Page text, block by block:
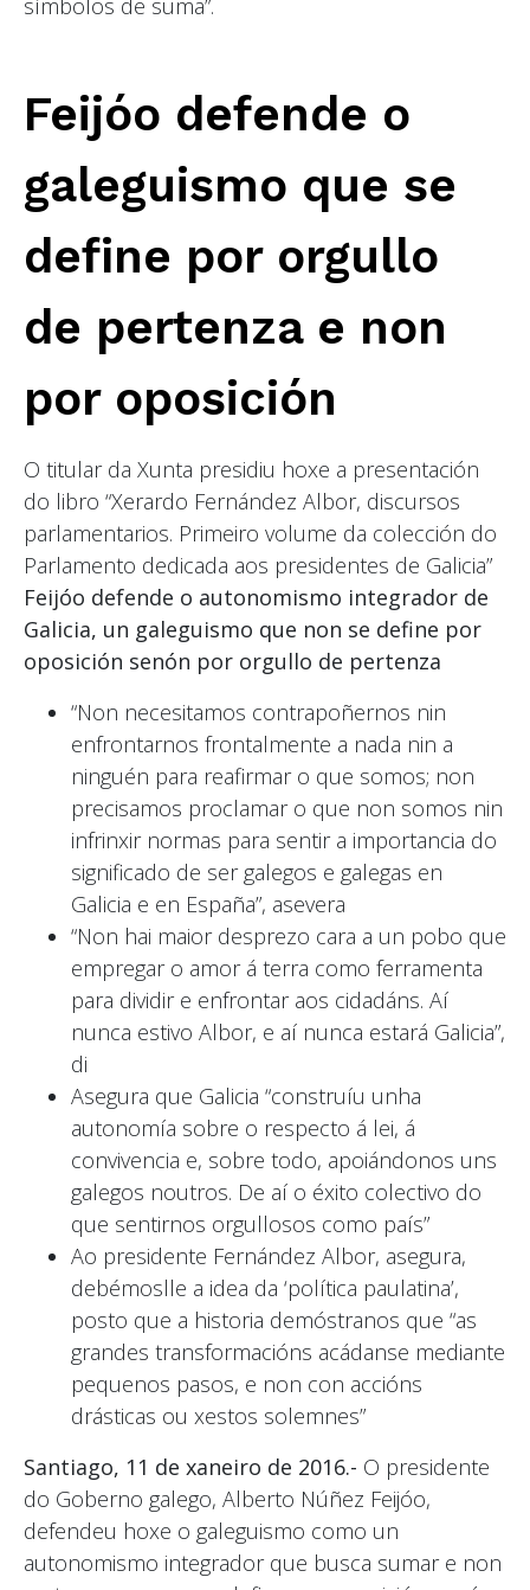
símbolos de suma”.
Feijóo defende o
galeguismo que se
define por orgullo
de pertenza e non
por oposición
O titular da Xunta presidiu hoxe a presentación
do libro “Xerardo Fernández Albor, discursos
parlamentarios. Primeiro volume da colección do
Parlamento dedicada aos presidentes de Galicia”
Feijóo defende o autonomismo integrador de
Galicia, un galeguismo que non se define por
oposición senón por orgullo de pertenza
“Non necesitamos contrapoñernos nin
enfrontarnos frontalmente a nada nin a
ninguén para reafirmar o que somos; non
precisamos proclamar o que non somos nin
infrinxir normas para sentir a importancia do
significado de ser galegos e galegas en
Galicia e en España”, asevera
“Non hai maior desprezo cara a un pobo que
empregar o amor á terra como ferramenta
para dividir e enfrontar aos cidadáns. Aí
nunca estivo Albor, e aí nunca estará Galicia”,
di
Asegura que Galicia “construíu unha
autonomía sobre o respecto á lei, á
convivencia e, sobre todo, apoiándonos uns
galegos noutros. De aí o éxito colectivo do
que sentirnos orgullosos como país”
Ao presidente Fernández Albor, asegura,
debémoslle a idea da ‘política paulatina’,
posto que a historia demóstranos que “as
grandes transformacións acádanse mediante
pequenos pasos, e non con accións
drásticas ou xestos solemnes”
Santiago, 11 de xaneiro de 2016.- O presidente
do Goberno galego, Alberto Núñez Feijóo,
defendeu hoxe o galeguismo como un
autonomismo integrador que busca sumar e non